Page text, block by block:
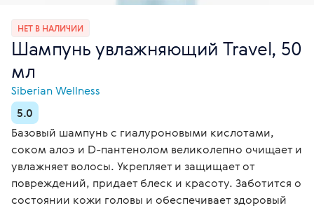
НЕТ В НАЛИЧИИ
Шампунь увлажняющий Travel, 50
мл
Siberian Wellness
5.0
Базовый шампунь с гиалуроновыми кислотами,
соком алоэ и D-пантенолом великолепно очищает и
увлажняет волосы. Укрепляет и защищает от
повреждений, придает блеск и красоту. Заботится о
состоянии кожи головы и обеспечивает здоровый